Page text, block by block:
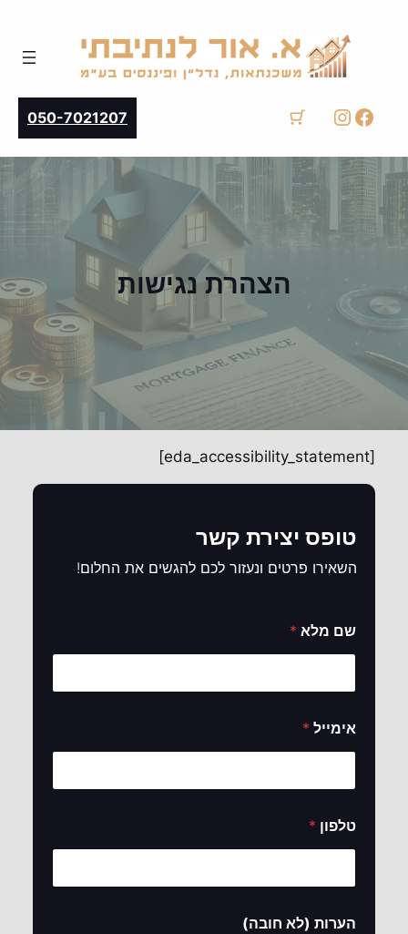
facebook
instagram
050-7021207
הצהרת נגישות
[eda_accessibility_statement]
טופס יצירת קשר
השאירו פרטים ונעזור לכם להגשים את החלום!
שם מלא *
ש
ם
אימייל *
טלפון *
הערות (לא חובה)